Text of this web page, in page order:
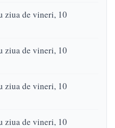
ziua de vineri, 10
ziua de vineri, 10
ziua de vineri, 10
ziua de vineri, 10